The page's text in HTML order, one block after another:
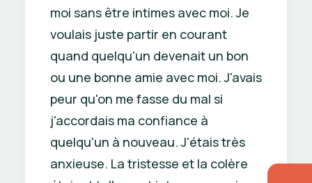
moi sans être intimes avec moi. Je
voulais juste partir en courant
quand quelqu'un devenait un bon
ou une bonne amie avec moi. J'avais
peur qu'on me fasse du mal si
j'accordais ma confiance à
quelqu'un à nouveau. J'étais très
anxieuse. La tristesse et la colère